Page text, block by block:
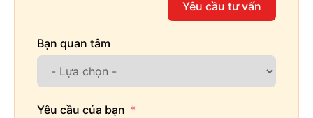
Yêu cầu tư vấn
Bạn quan tâm
Yêu cầu của bạn